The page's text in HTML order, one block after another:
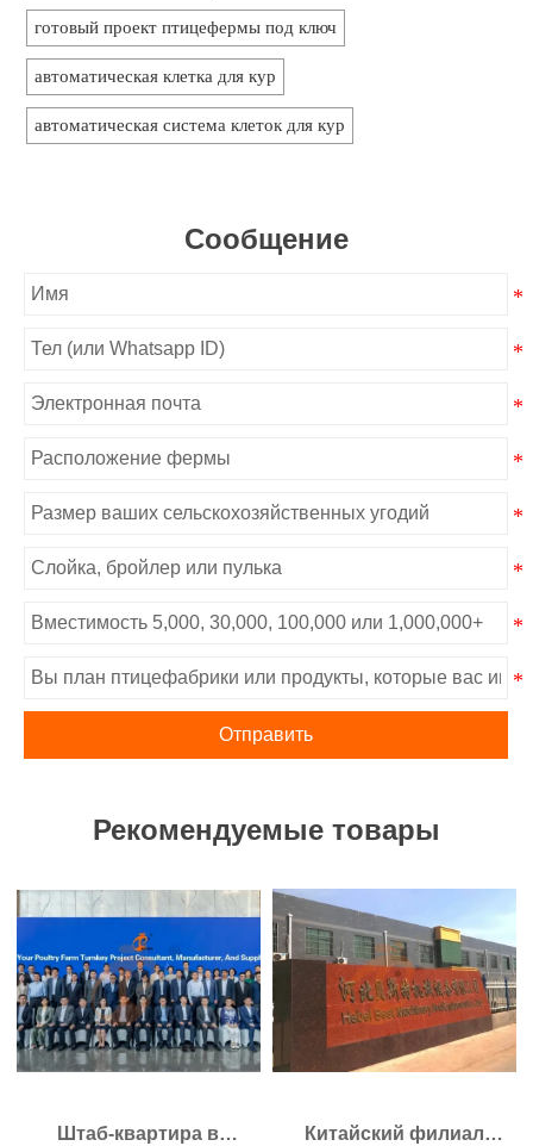
готовый проект птицефермы под ключ
автоматическая клетка для кур
автоматическая система клеток для кур
Сообщение
Отправить
Рекомендуемые товары
Штаб-квартира в
Китайский филиал